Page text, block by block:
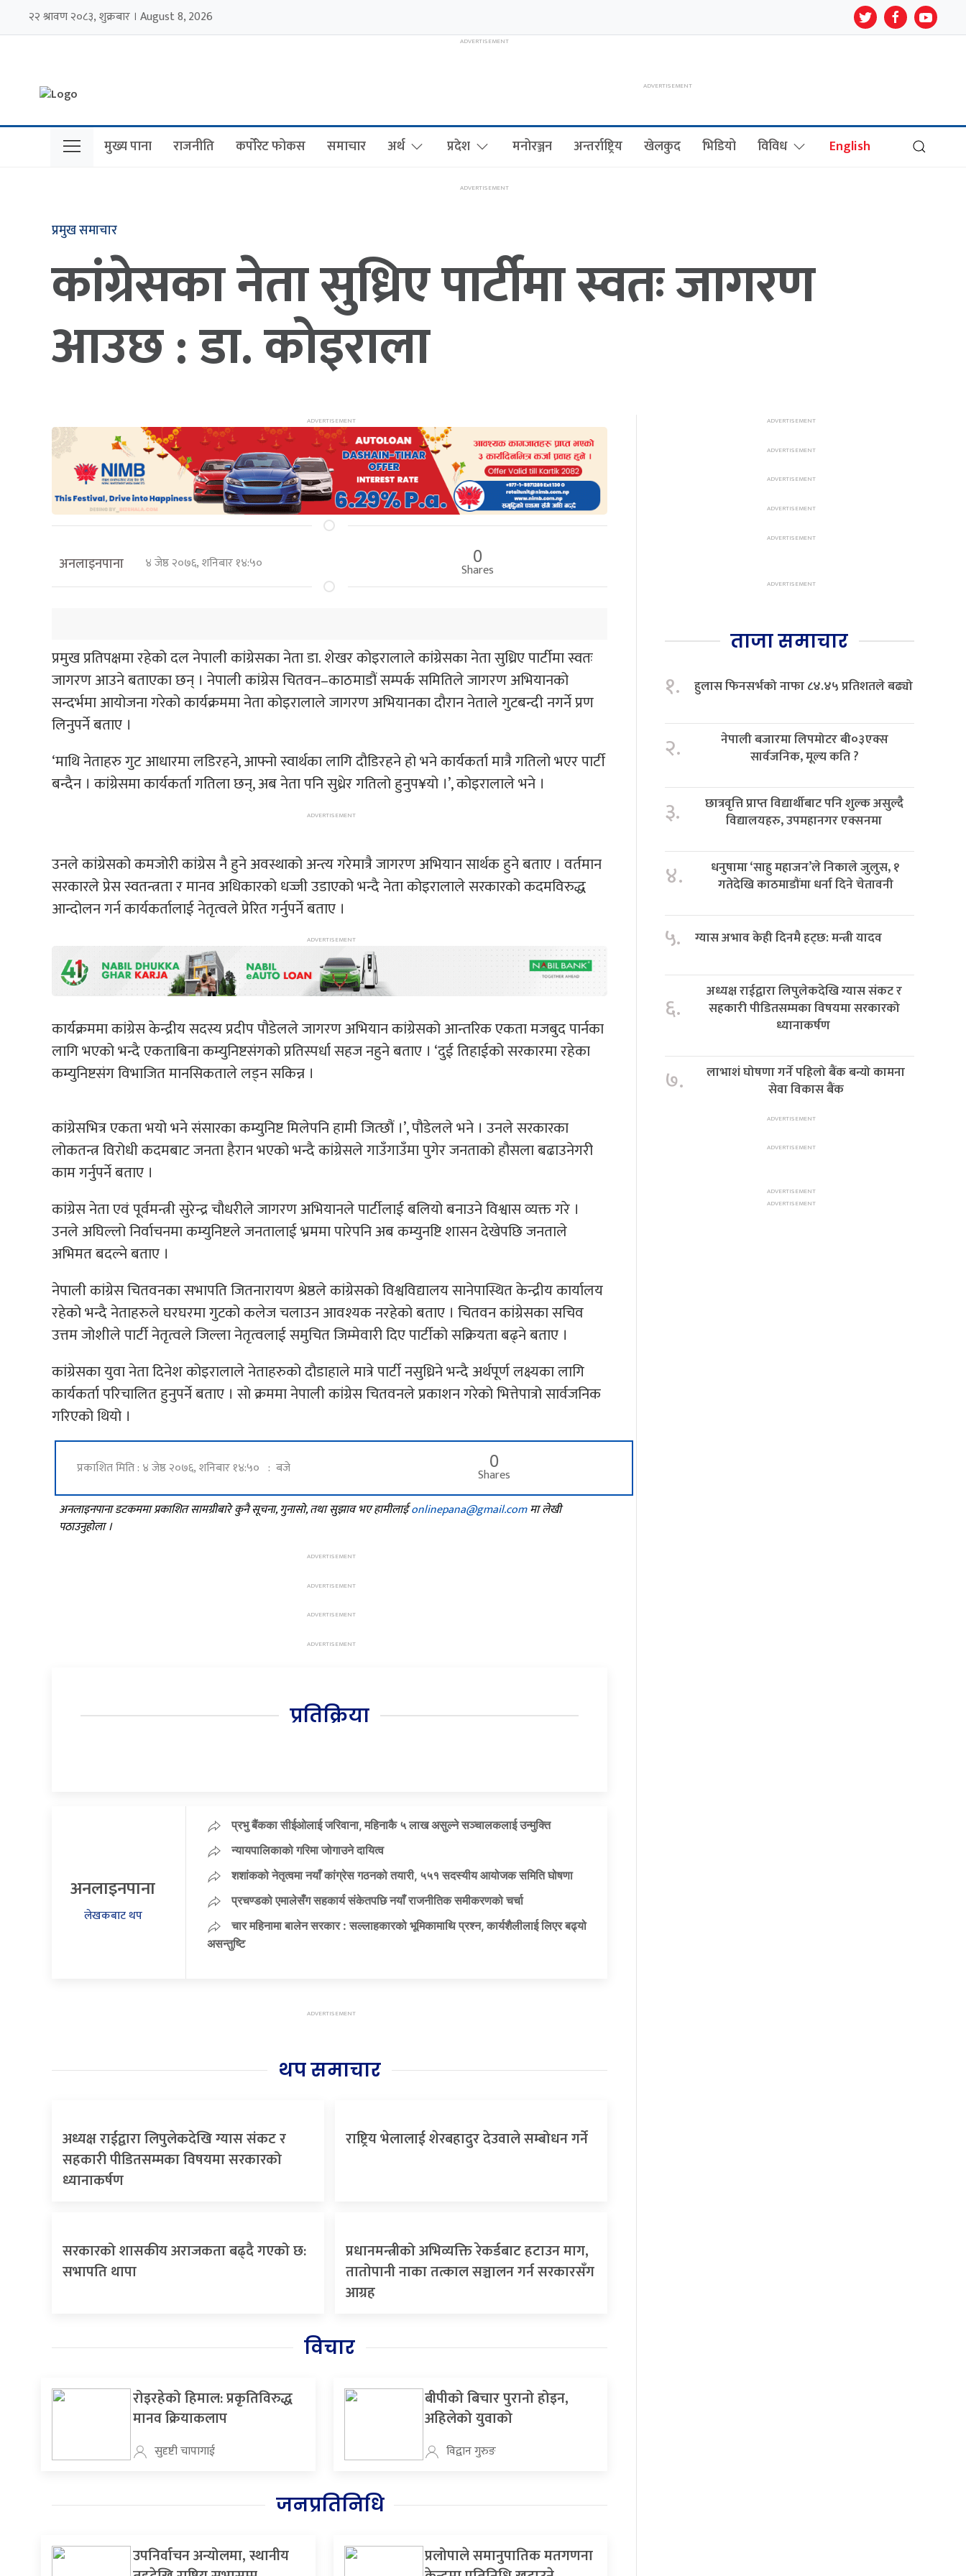
२२ श्रावण २०८३, शुक्रबार । August 8, 2026
मुख्य पाना राजनीति कर्पोरेट फोकस समाचार अर्थ प्रदेश मनोरञ्जन अन्तर्राष्ट्रिय खेलकुद भिडियो विविध English
प्रमुख समाचार
कांग्रेसका नेता सुध्रिए पार्टीमा स्वतः जागरण
आउछ : डा. कोइराला
अनलाइनपाना ४ जेष्ठ २०७६, शनिबार १४:५० 0
Shares
प्रमुख प्रतिपक्षमा रहेको दल नेपाली कांग्रेसका नेता डा. शेखर कोइरालाले कांग्रेसका नेता सुध्रिए पार्टीमा स्वतः
जागरण आउने बताएका छन् । नेपाली कांग्रेस चितवन–काठमाडौं सम्पर्क समितिले जागरण अभियानको
सन्दर्भमा आयोजना गरेको कार्यक्रममा नेता कोइरालाले जागरण अभियानका दौरान नेताले गुटबन्दी नगर्ने प्रण
लिनुपर्ने बताए ।
‘माथि नेताहरु गुट आधारमा लडिरहने, आफ्नो स्वार्थका लागि दौडिरहने हो भने कार्यकर्ता मात्रै गतिलो भएर पार्टी
बन्दैन । कांग्रेसमा कार्यकर्ता गतिला छन्, अब नेता पनि सुध्रेर गतिलो हुनुप¥यो ।’, कोइरालाले भने ।
उनले कांग्रेसको कमजोरी कांग्रेस नै हुने अवस्थाको अन्त्य गरेमात्रै जागरण अभियान सार्थक हुने बताए । वर्तमान
सरकारले प्रेस स्वतन्त्रता र मानव अधिकारको धज्जी उडाएको भन्दै नेता कोइरालाले सरकारको कदमविरुद्ध
आन्दोलन गर्न कार्यकर्तालाई नेतृत्वले प्रेरित गर्नुपर्ने बताए ।
कार्यक्रममा कांग्रेस केन्द्रीय सदस्य प्रदीप पौडेलले जागरण अभियान कांग्रेसको आन्तरिक एकता मजबुद पार्नका
लागि भएको भन्दै एकताबिना कम्युनिष्टसंगको प्रतिस्पर्धा सहज नहुने बताए । ‘दुई तिहाईको सरकारमा रहेका
कम्युनिष्टसंग विभाजित मानसिकताले लड्न सकिन्न ।
कांग्रेसभित्र एकता भयो भने संसारका कम्युनिष्ट मिलेपनि हामी जित्छौं ।’, पौडेलले भने । उनले सरकारका
लोकतन्त्र विरोधी कदमबाट जनता हैरान भएको भन्दै कांग्रेसले गाउँगाउँमा पुगेर जनताको हौसला बढाउनेगरी
काम गर्नुपर्ने बताए ।
कांग्रेस नेता एवं पूर्वमन्त्री सुरेन्द्र चौधरीले जागरण अभियानले पार्टीलाई बलियो बनाउने विश्वास व्यक्त गरे ।
उनले अघिल्लो निर्वाचनमा कम्युनिष्टले जनतालाई भ्रममा पारेपनि अब कम्युनष्टि शासन देखेपछि जनताले
अभिमत बदल्ने बताए ।
नेपाली कांग्रेस चितवनका सभापति जितनारायण श्रेष्ठले कांग्रेसको विश्वविद्यालय सानेपास्थित केन्द्रीय कार्यालय
रहेको भन्दै नेताहरुले घरघरमा गुटको कलेज चलाउन आवश्यक नरहेको बताए । चितवन कांग्रेसका सचिव
उत्तम जोशीले पार्टी नेतृत्वले जिल्ला नेतृत्वलाई समुचित जिम्मेवारी दिए पार्टीको सक्रियता बढ्ने बताए ।
कांग्रेसका युवा नेता दिनेश कोइरालाले नेताहरुको दौडाहाले मात्रे पार्टी नसुध्रिने भन्दै अर्थपूर्ण लक्ष्यका लागि
कार्यकर्ता परिचालित हुनुपर्ने बताए । सो क्रममा नेपाली कांग्रेस चितवनले प्रकाशन गरेको भित्तेपात्रो सार्वजनिक
गरिएको थियो ।
प्रकाशित मिति : ४ जेष्ठ २०७६, शनिबार १४:५० : बजे 0
Shares
अनलाइनपाना डटकममा प्रकाशित सामग्रीबारे कुनै सूचना, गुनासो, तथा सुझाव भए हामीलाईonlinepana@gmail.comमा लेखी
पठाउनुहोला ।
प्रतिक्रिया
अनलाइनपाना
लेखकबाट थप
प्रभु बैंकका सीईओलाई जरिवाना, महिनाकै ५ लाख असुल्ने सञ्चालकलाई उन्मुक्ति
न्यायपालिकाको गरिमा जोगाउने दायित्व
शशांकको नेतृत्वमा नयाँ कांग्रेस गठनको तयारी, ५५१ सदस्यीय आयोजक समिति घोषणा
प्रचण्डको एमालेसँग सहकार्य संकेतपछि नयाँ राजनीतिक समीकरणको चर्चा
चार महिनामा बालेन सरकार : सल्लाहकारको भूमिकामाथि प्रश्न, कार्यशैलीलाई लिएर बढ्यो
असन्तुष्टि
थप समाचार
अध्यक्ष राईद्वारा लिपुलेकदेखि ग्यास संकट र
सहकारी पीडितसम्मका विषयमा सरकारको
ध्यानाकर्षण
राष्ट्रिय भेलालाई शेरबहादुर देउवाले सम्बोधन गर्ने
सरकारको शासकीय अराजकता बढ्दै गएको छ:
सभापति थापा
प्रधानमन्त्रीको अभिव्यक्ति रेकर्डबाट हटाउन माग,
तातोपानी नाका तत्काल सञ्चालन गर्न सरकारसँग
आग्रह
विचार
रोइरहेको हिमाल: प्रकृतिविरुद्ध
मानव क्रियाकलाप
सुदृष्टी चापागाई
बीपीको बिचार पुरानो होइन,
अहिलेको युवाको
विद्वान गुरुङ
जनप्रतिनिधि
उपनिर्वाचन अन्योलमा, स्थानीय
प्रलोपाले समानुपातिक मतगणना
ताजा समाचार
१. हुलास फिनसर्भको नाफा ८४.४५ प्रतिशतले बढ्यो
२.
नेपाली बजारमा लिपमोटर बी०३एक्स
सार्वजनिक, मूल्य कति ?
३.
छात्रवृत्ति प्राप्त विद्यार्थीबाट पनि शुल्क असुल्दै
विद्यालयहरु, उपमहानगर एक्सनमा
४.
धनुषामा ‘साहु महाजन’ले निकाले जुलुस, १
गतेदेखि काठमाडौंमा धर्ना दिने चेतावनी
५. ग्यास अभाव केही दिनमै हट्छ: मन्त्री यादव
६.
अध्यक्ष राईद्वारा लिपुलेकदेखि ग्यास संकट र
सहकारी पीडितसम्मका विषयमा सरकारको
ध्यानाकर्षण
७.
लाभाशं घोषणा गर्ने पहिलो बैंक बन्यो कामना
सेवा विकास बैंक